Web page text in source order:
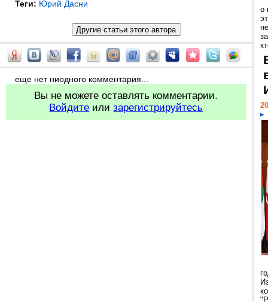
Теги: Юрий Дасни
еще нет ниодного комментария...
Вы не можете оставлять комментарии.
Войдите илизарегистрируйтесь
о